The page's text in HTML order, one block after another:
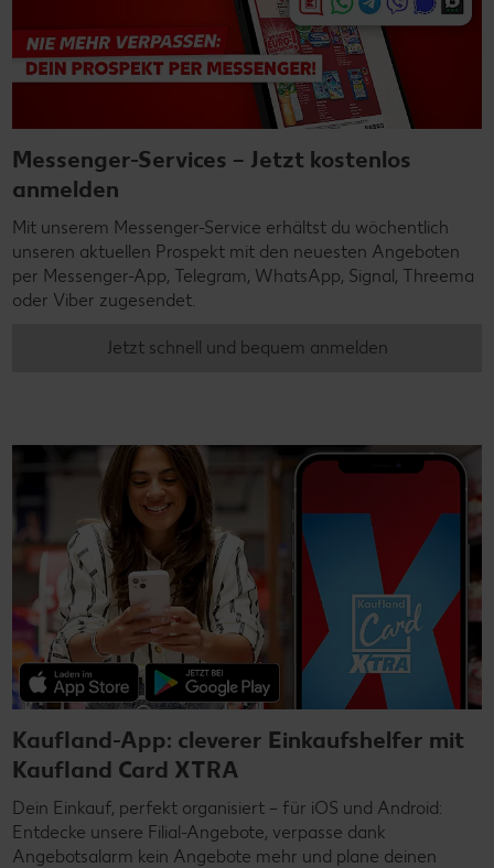
Messenger-Services – Jetzt kostenlos
anmelden
Mit unserem Messenger-Service erhältst du wöchentlich
unseren aktuellen Prospekt mit den neuesten Angeboten
per Messenger-App, Telegram, WhatsApp, Signal, Threema
oder Viber zugesendet.
Jetzt schnell und bequem anmelden
Kaufland-App: cleverer Einkaufshelfer mit
Kaufland Card XTRA
Dein Einkauf, perfekt organisiert – für iOS und Android:
Entdecke unsere Filial-Angebote, verpasse dank
Angebotsalarm kein Angebote mehr und plane deinen